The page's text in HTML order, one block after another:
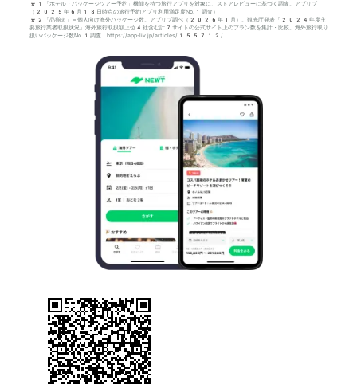
*1「ホテル・パッケージツアー予約」機能を持つ旅行アプリを対象に、ストアレビューに基づく調査。アプリブ
（2025年6月18日時点の旅行予約アプリ利用満足度No.1調査）
*2「品揃え」＝個人向け海外パッケージ数。アプリブ調べ（2026年1月）。観光庁発表「2024年度主
要旅行業者取扱状況」海外旅行取扱額上位4社含む計7サイトの公式サイト上のプラン数を集計・比較。海外旅行取り
扱いパッケージ数No.1調査：https://app-liv.jp/articles/155712/